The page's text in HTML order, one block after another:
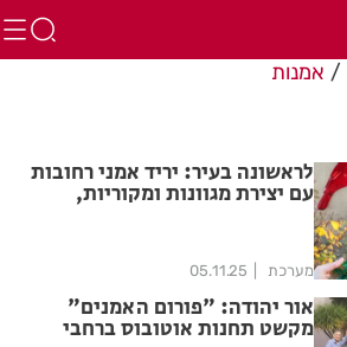
אמנות
לראשונה בעיר: יריד אמני רחובות
עם יצירת מגוונות ומקוריות,
מוזיקה חיה ובילוי עירוני תחת
מערכת 05.11.25
אור יהודה: "פורום האמנים"
מקשט תחנות אוטובוס ברחבי